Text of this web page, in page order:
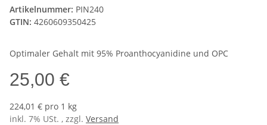
Artikelnummer: PIN240
GTIN: 4260609350425
Optimaler Gehalt mit 95% Proanthocyanidine und OPC
25,00 €
224,01 € pro 1 kg
inkl. 7% USt. , zzgl. Versand